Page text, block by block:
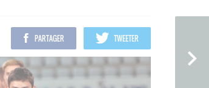
PARTAGER TWEETER